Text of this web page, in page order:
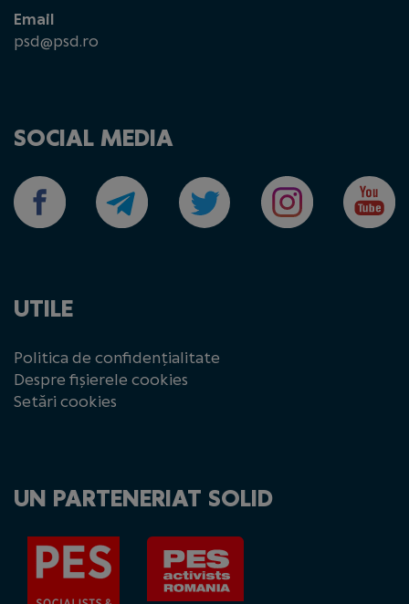
Email
psd@psd.ro
SOCIAL MEDIA
UTILE
Politica de confidențialitate
Despre fișierele cookies
Setări cookies
UN PARTENERIAT SOLID